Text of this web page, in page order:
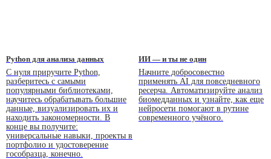
Python для анализа данных
С нуля приручите Python,
разберитесь с самыми
популярными библиотеками,
научитесь обрабатывать большие
данные, визуализировать их и
находить закономерности. В
конце вы получите:
универсальные навыки, проекты в
портфолио и удостоверение
гособразца, конечно.
ИИ — и ты не один
Начните добросовестно
применять AI для повседневного
ресерча. Автоматизируйте анализ
биомедданных и узнайте, как еще
нейросети помогают в рутине
современного учёного.